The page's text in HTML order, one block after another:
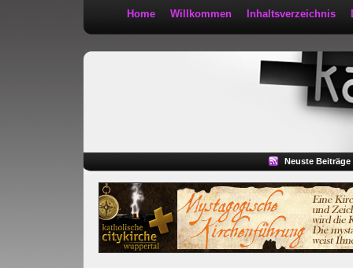
Home Willkommen Inhaltsverzeichnis
Neuste Beiträge